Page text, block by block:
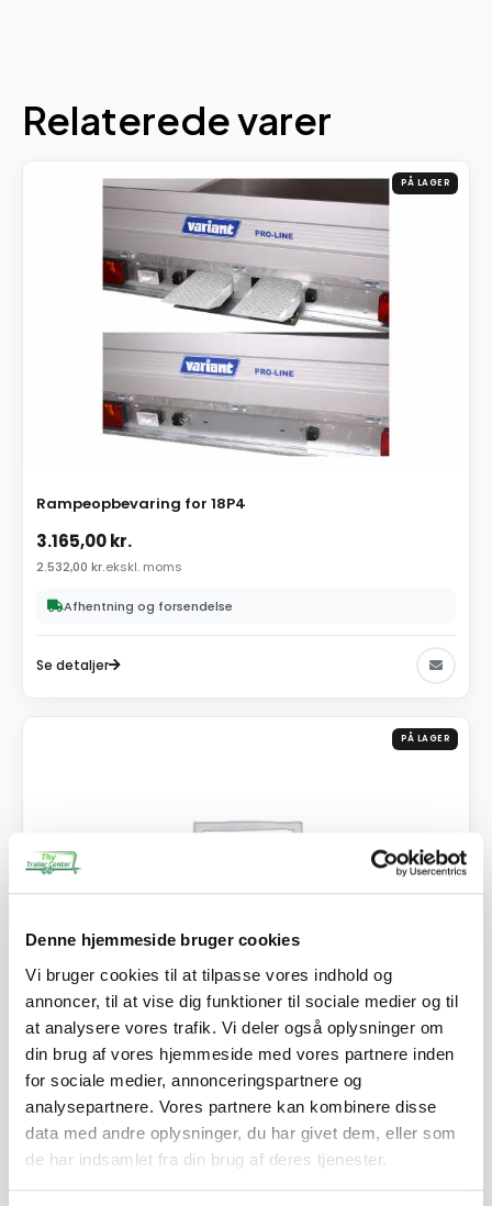
Denne hjemmeside bruger cookies
Vi bruger cookies til at tilpasse vores indhold og
annoncer, til at vise dig funktioner til sociale medier og til
at analysere vores trafik. Vi deler også oplysninger om
din brug af vores hjemmeside med vores partnere inden
for sociale medier, annonceringspartnere og
analysepartnere. Vores partnere kan kombinere disse
data med andre oplysninger, du har givet dem, eller som
de har indsamlet fra din brug af deres tjenester.
Relaterede varer
PÅ LAGER
Rampeopbevaring for 18P4
3.165,00kr.
2.532,00 kr.ekskl. moms
Afhentning og forsendelse
Se detaljer
PÅ LAGER
Køreramper alu 300 x 26 x 7,5 cm, lige, 2000 kg
7.025,00kr.
kr. ekskl. moms
Afhentning og forsendelse